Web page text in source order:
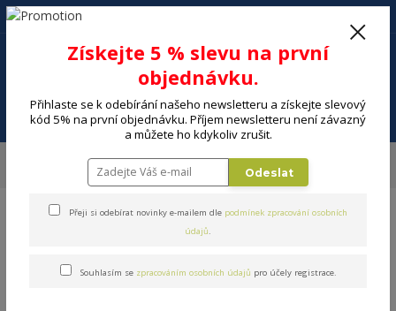
Menu
+420 602 494 600
Získejte 5 % slevu na první
objednávku.
Přihlaste se k odebírání našeho newsletteru a získejte slevový
kód 5% na první objednávku. Příjem newsletteru není závazný
a můžete ho kdykoliv zrušit.
Odeslat
Přeji si odebírat novinky e-mailem dle podmínek zpracování osobních
údajů.
Souhlasím se zpracováním osobních údajů pro účely registrace.